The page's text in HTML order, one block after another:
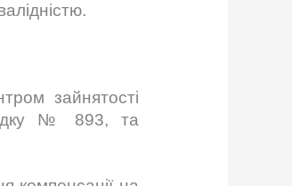
зайнятості
№ 893, та